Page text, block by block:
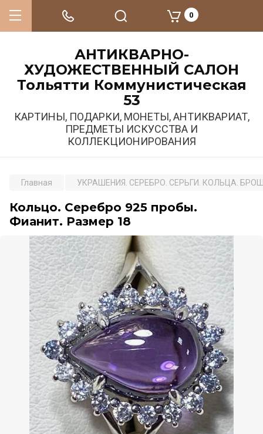
АНТИКВАРНО-
ХУДОЖЕСТВЕННЫЙ САЛОН
Тольятти Коммунистическая
53
КАРТИНЫ, ПОДАРКИ, МОНЕТЫ, АНТИКВАРИАТ,
ПРЕДМЕТЫ ИСКУССТВА И
КОЛЛЕКЦИОНИРОВАНИЯ
0
Главная УКРАШЕНИЯ. СЕРЕБРО. СЕРЬГИ. КОЛЬЦА.
Кольцо. Серебро 925 пробы.
Фианит. Размер 18